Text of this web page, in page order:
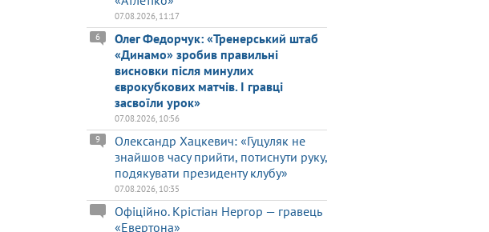
07.08.2026, 11:17
Олег Федорчук: «Тренерський штаб
«Динамо» зробив правильні
висновки після минулих
єврокубкових матчів. І гравці
засвоїли урок»
6
07.08.2026, 10:56
Олександр Хацкевич: «Гуцуляк не
знайшов часу прийти, потиснути руку,
подякувати президенту клубу»
9
07.08.2026, 10:35
Офіційно. Крістіан Нергор — гравець
«Евертона»